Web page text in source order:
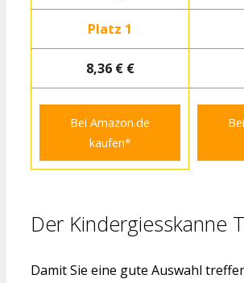
Platz 1
8,36 € €
Bei Amazon.de
kaufen*
Der Kindergiesskanne
Damit Sie eine gute Auswahl